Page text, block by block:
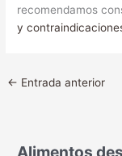
recomendamos
y
← Entrada anterior
Alimentos